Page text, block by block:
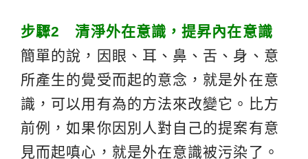
步驟2清淨外在意識，提昇內在意識
簡單的說，因眼、耳、鼻、舌、身、意
所產生的覺受而起的意念，就是外在意
識，可以用有為的方法來改變它。比方
前例，如果你因別人對自己的提案有意
見而起嗔心，就是外在意識被污染了。